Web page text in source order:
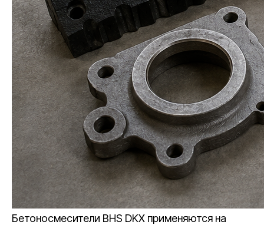
Бетоносмесители BHS DKX применяются на